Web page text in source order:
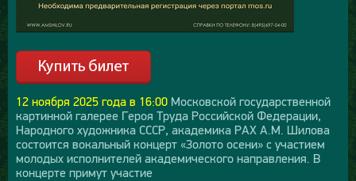
12 ноября 2025 года в 16:00 Московской государственной
картинной галерее Героя Труда Российской Федерации,
Народного художника СССР, академика РАХ А.М. Шилова
состоится вокальный концерт «Золото осени» с участием
молодых исполнителей академического направления. В
концерте примут участие